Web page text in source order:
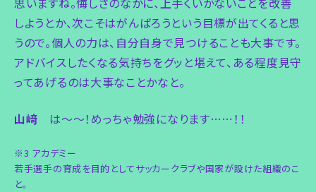
しようとか、次こそはがんばろうという目標が出てくると思
うので。個人の力は、自分自身で見つけることも大事です。
アドバイスしたくなる気持ちをグッと堪えて、ある程度見守
ってあげるのは大事なことかなと。
山﨑 は〜〜！めっちゃ勉強になります……！！
※3 アカデミー
若手選手の育成を目的としてサッカークラブや国家が設けた組織のこ
と。